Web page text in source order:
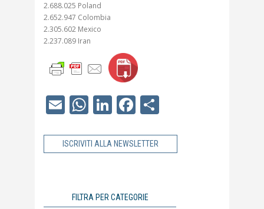
2.688.025 Poland
2.652.947 Colombia
2.305.602 Mexico
2.237.089 Iran
EmailWhatsApp
LinkedIn
Facebook
ISCRIVITI ALLA NEWSLETTER
FILTRA PER CATEGORIE